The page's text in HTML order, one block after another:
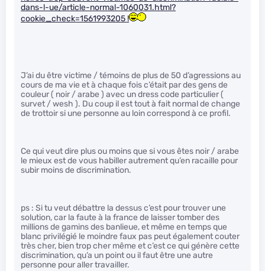
dans-l-ue/article-normal-1060031.html?
cookie_check=1561993205 !
J’ai du être victime / témoins de plus de 50 d’agressions au
cours de ma vie et à chaque fois c’était par des gens de
couleur ( noir / arabe ) avec un dress code particulier (
survet / wesh ). Du coup il est tout à fait normal de change
de trottoir si une personne au loin correspond à ce profil.
Ce qui veut dire plus ou moins que si vous êtes noir / arabe
le mieux est de vous habiller autrement qu’en racaille pour
subir moins de discrimination.
ps : Si tu veut débattre la dessus c’est pour trouver une
solution, car la faute à la france de laisser tomber des
millions de gamins des banlieue, et même en temps que
blanc privilégié le moindre faux pas peut également couter
très cher, bien trop cher même et c’est ce qui génère cette
discrimination, qu’a un point ou il faut être une autre
personne pour aller travailler.